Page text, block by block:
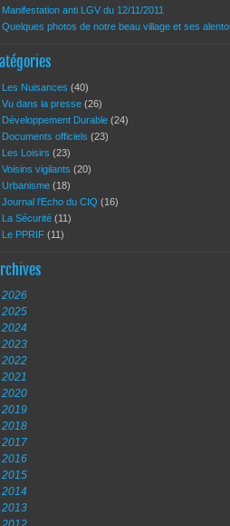
Manifestation anti LGV du 12/11/2011
Quelques photos de notre beau village et ses
Les Nuisances (40)
Vu dans la presse (26)
Développement Durable (24)
Documents officiels (23)
Les Loisirs (23)
Voisins vigilants (20)
Urbanisme (18)
Journal l'Echo du CIQ (16)
La Sécurité (11)
Le PPRIF (11)
2026
2025
2024
2023
2022
2021
2020
2019
2018
2017
2016
2015
2014
2013